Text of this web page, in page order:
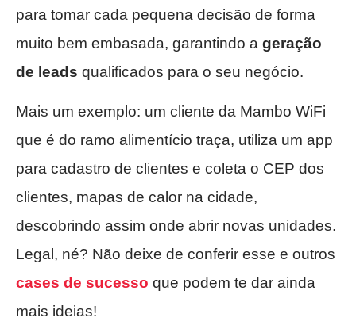
para tomar cada pequena decisão de forma
muito bem embasada, garantindo a geração
de leads qualificados para o seu negócio.
Mais um exemplo: um cliente da Mambo WiFi
que é do ramo alimentício traça, utiliza um app
para cadastro de clientes e coleta o CEP dos
clientes, mapas de calor na cidade,
descobrindo assim onde abrir novas unidades.
Legal, né? Não deixe de conferir esse e outros
cases de sucesso que podem te dar ainda
mais ideias!